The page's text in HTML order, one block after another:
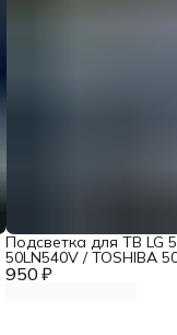
950 ₽
Подсветка для ТВ LG
50LN540V / TOSHIBA
Panasonic TX-LR50B6